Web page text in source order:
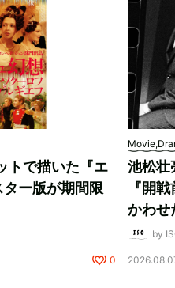
トで描いた『エ
ー版が期間限
0
池松壮
『開
かわせ
by